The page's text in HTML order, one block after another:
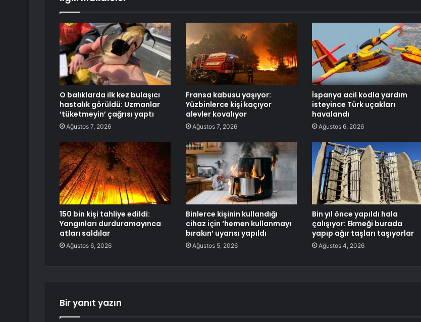
O balıklarda ilk kez bulaşıcı
hastalık görüldü: Uzmanlar
‘tüketmeyin’ çağrısı yaptı
Ağustos 7, 2026
Fransa kabusu yaşıyor:
Yüzbinlerce kişi kaçıyor
alevler kovalıyor
Ağustos 7, 2026
İspanya acil kodla yardım
isteyince Türk uçakları
havalandı
Ağustos 6, 2026
150 bin kişi tahliye edildi:
Yangınları durduramayınca
atları saldılar
Ağustos 6, 2026
Binlerce kişinin kullandığı
cihaz için ‘hemen kullanmayı
bırakın’ uyarısı yapıldı
Ağustos 5, 2026
Bin yıl önce yapıldı hala
çalışıyor: Ekmeği burada
yapıp ağır taşları taşıyorlar
Ağustos 4, 2026
Bir yanıt yazın